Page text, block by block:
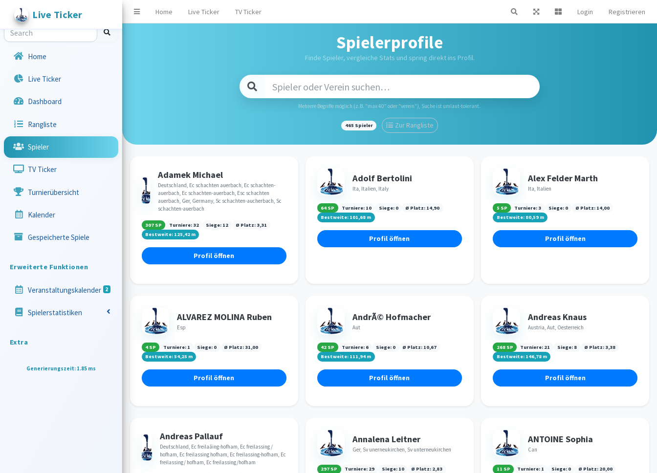
Home Live Ticker TV Ticker Login Registrieren
Live Ticker
Home
Live Ticker
Dashboard
Rangliste
Spieler
TV Ticker
Turnierübersicht
Kalender
Gespeicherte Spiele
Erweiterte Funktionen
Veranstaltungskalender 2
Spielerstatistiken
Extra
Generierungszeit: 1.85 ms
Spielerprofile
Finde Spieler, vergleiche Stats und spring direkt ins Profil.
Mehrere Begriffe möglich (z.B. "max 40" oder "verein"), Suche ist umlaut-tolerant.
465 Spieler Zur Rangliste
Adamek Michael
Deutschland, Ec schachten auerbach, Ec schachten-
auerbach, Ec schachten-auerbach, Esc schachten
auerbach, Ger, Germany, Sc schachten-aucherbach, Sc
schachten-auerbach
307 SP Turniere:32 Siege: 12 Ø Platz:3,31
Bestweite: 125,42m
Profil öffnen
Adolf Bertolini
Ita, Italien, Italy
64 SP Turniere: 10 Siege: 0 Ø Platz: 14,90
Bestweite: 101,68 m
Profil öffnen
Alex Felder Marth
Ita, Italien
5 SP Turniere:3 Siege: 0 Ø Platz: 14,00
Bestweite: 80,59m
Profil öffnen
ALVAREZ MOLINA Ruben
Esp
4 SP Turniere: 1 Siege: 0 Ø Platz: 31,00
Bestweite:54,25 m
Profil öffnen
AndrÃ© Hofmacher
Aut
42 SP Turniere: 6 Siege: 0 Ø Platz: 10,67
Bestweite: 111,94 m
Profil öffnen
Andreas Knaus
Austria, Aut, Oesterreich
268 SP Turniere: 21 Siege: 8 Ø Platz: 3,38
Bestweite: 146,78m
Profil öffnen
Andreas Pallauf
Deutschland, Ec freilaãing-hofham, Ec freilassing /
hofham, Ec freilassing hofham, Ec freilassing-hofham, Ec
freilassing/ hofham, Ec freilassing/hofham
Annalena Leitner
Ger, Sv unerneukirchen, Sv unterneukirchen
297 SP Turniere: 29 Siege: 10 Ø Platz: 2,83
ANTOINE Sophia
Can
11 SP Turniere: 1 Siege: 0 Ø Platz: 20,00